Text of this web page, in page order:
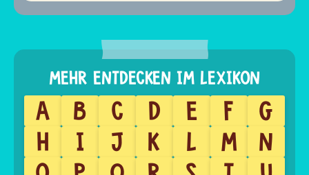
A B C D E F
G
H
I J K L M
N